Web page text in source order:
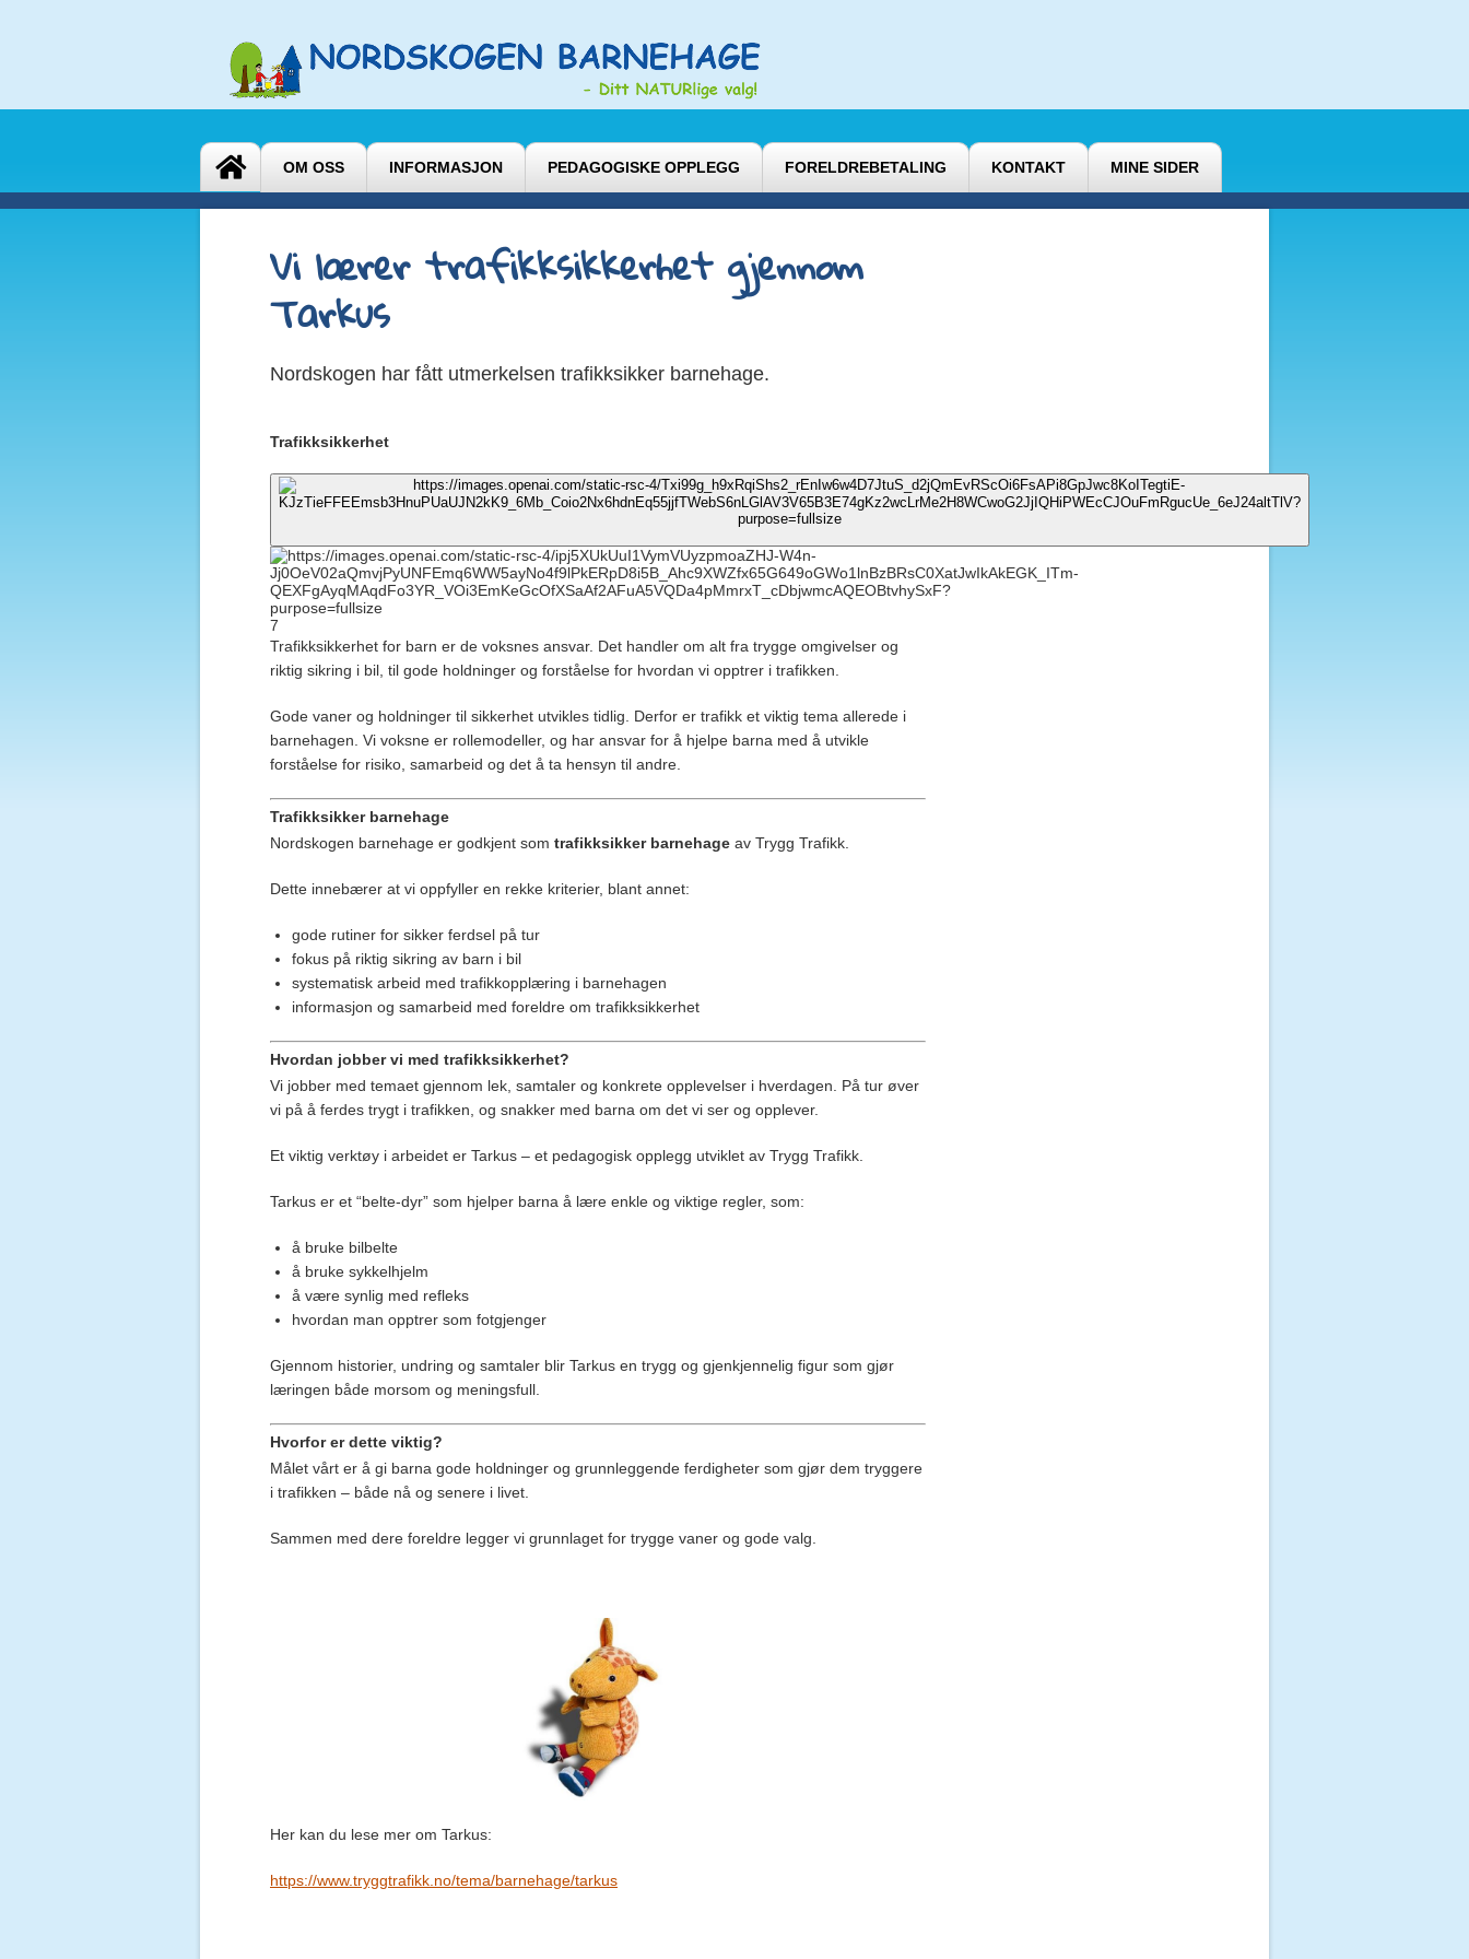
OM OSS INFORMASJON PEDAGOGISKE OPPLEGG FORELDREBETALING KONTAKT MINE SIDER
Vi lærer trafikksikkerhet gjennom
Tarkus
Nordskogen har fått utmerkelsen trafikksikker barnehage.
Trafikksikkerhet
7
Trafikksikkerhet for barn er de voksnes ansvar. Det handler om alt fra trygge omgivelser og
riktig sikring i bil, til gode holdninger og forståelse for hvordan vi opptrer i trafikken.
Gode vaner og holdninger til sikkerhet utvikles tidlig. Derfor er trafikk et viktig tema allerede i
barnehagen. Vi voksne er rollemodeller, og har ansvar for å hjelpe barna med å utvikle
forståelse for risiko, samarbeid og det å ta hensyn til andre.
Trafikksikker barnehage
Nordskogen barnehage er godkjent som trafikksikker barnehage av Trygg Trafikk
Dette innebærer at vi oppfyller en rekke kriterier, blant annet:
gode rutiner for sikker ferdsel på tur
fokus på riktig sikring av barn i bil
systematisk arbeid med trafikkopplæring i barnehagen
informasjon og samarbeid med foreldre om trafikksikkerhet
Hvordan jobber vi med trafikksikkerhet?
Vi jobber med temaet gjennom lek, samtaler og konkrete opplevelser i hverdagen. På tur øver
vi på å ferdes trygt i trafikken, og snakker med barna om det vi ser og opplever.
Et viktig verktøy i arbeidet er Tarkus – et pedagogisk opplegg utviklet av Trygg Trafikk.
Tarkus er et “belte-dyr” som hjelper barna å lære enkle og viktige regler, som:
å bruke bilbelte
å bruke sykkelhjelm
å være synlig med refleks
hvordan man opptrer som fotgjenger
Gjennom historier, undring og samtaler blir Tarkus en trygg og gjenkjennelig figur som gjør
læringen både morsom og meningsfull.
Hvorfor er dette viktig?
Målet vårt er å gi barna gode holdninger og grunnleggende ferdigheter som gjør dem tryggere
i trafikken – både nå og senere i livet.
Sammen med dere foreldre legger vi grunnlaget for trygge vaner og gode valg.
Her kan du lese mer om Tarkus:
https://www.tryggtrafikk.no/tema/barnehage/tarkus